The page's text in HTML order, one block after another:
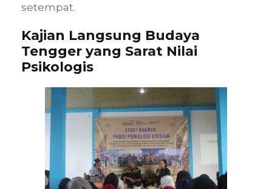
setempat.
Kajian Langsung Budaya
Tengger yang Sarat Nilai
Psikologis